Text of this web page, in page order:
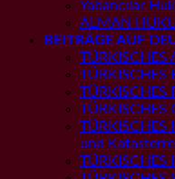
Yabancılar
ALMAN
BEITRÄGE AUF
TÜRKISCHES
TÜRKISCHES
TÜRKISCHES
TÜRKISCHES
TÜRKISCHES
und
TÜRKISCHES